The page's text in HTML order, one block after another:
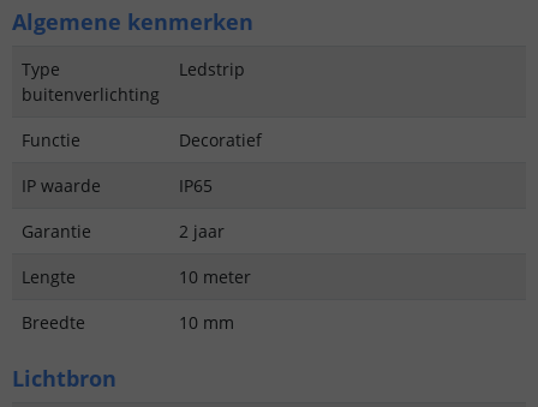
Algemene kenmerken
Type
buitenverlichting
Ledstrip
Functie
Decoratief
IP waarde
IP65
Garantie
2 jaar
Lengte
10 meter
Breedte
10 mm
Lichtbron